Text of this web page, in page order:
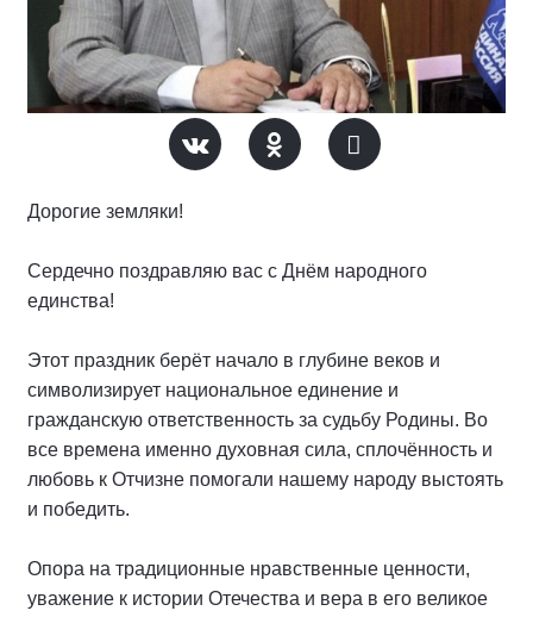
Дорогие земляки!
Сердечно поздравляю вас с Днём народного
единства!
Этот праздник берёт начало в глубине веков и
символизирует национальное единение и
гражданскую ответственность за судьбу Родины. Во
все времена именно духовная сила, сплочённость и
любовь к Отчизне помогали нашему народу выстоять
и победить.
Опора на традиционные нравственные ценности,
уважение к истории Отечества и вера в его великое